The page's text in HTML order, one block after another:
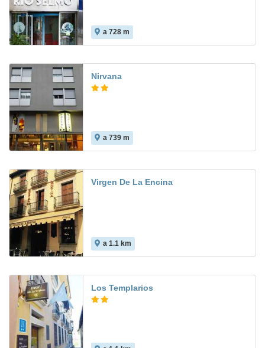
a 728 m
Nirvana
a 739 m
Virgen De La Encina
a 1.1 km
Los Templarios